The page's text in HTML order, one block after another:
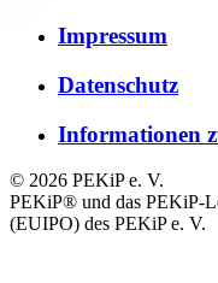
Impressum
Datenschutz
Informationen
© 2026 PEKiP e. V.
PEKiP® und das PEKiP-
(EUIPO) des PEKiP e. V.